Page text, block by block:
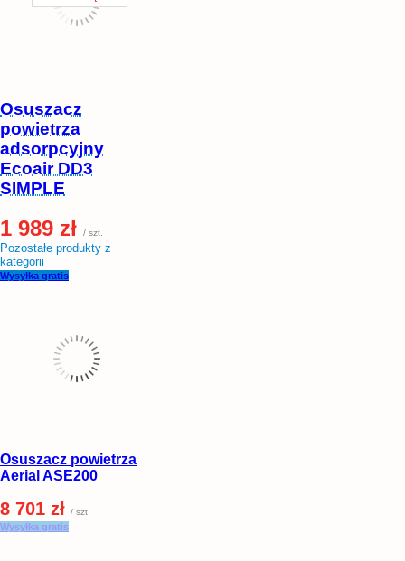
Osuszacz
powietrza
adsorpcyjny
Ecoair DD3
SIMPLE
1 989 zł / szt.
Pozostałe produkty z
kategorii
Wysyłka gratis
Osuszacz powietrza
Aerial ASE200
8 701 zł / szt.
Wysyłka gratis